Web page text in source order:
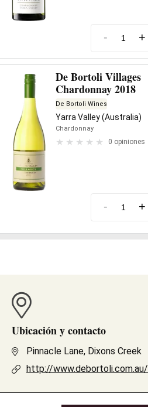
- +
De Bortoli Villages
Chardonnay 2018
De Bortoli Wines
Yarra Valley (Australia)
Chardonnay
0 opiniones
- +
Ubicación y contacto
Pinnacle Lane, Dixons Creek
http://www.debortoli.com.au/